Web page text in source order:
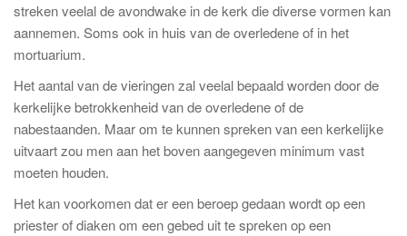
streken veelal de avondwake in de kerk die diverse vormen kan
aannemen. Soms ook in huis van de overledene of in het
mortuarium.
Het aantal van de vieringen zal veelal bepaald worden door de
kerkelijke betrokkenheid van de overledene of de
nabestaanden. Maar om te kunnen spreken van een kerkelijke
uitvaart zou men aan het boven aangegeven minimum vast
moeten houden.
Het kan voorkomen dat er een beroep gedaan wordt op een
priester of diaken om een gebed uit te spreken op een